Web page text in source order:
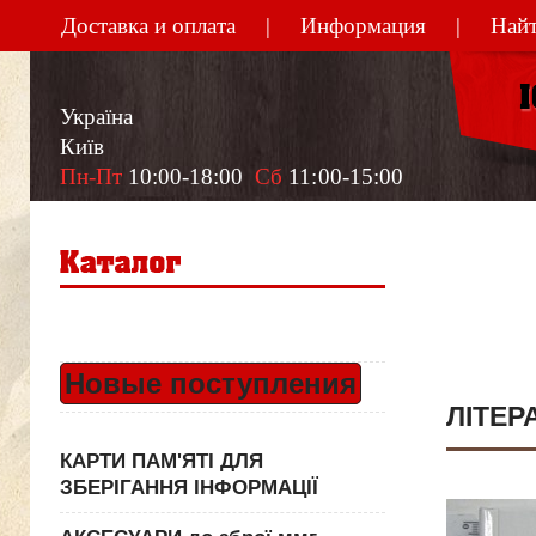
Доставка и оплата Информация
Україна
Київ
Пн-Пт 10:00-18:00 Сб 11:00-15:00
Новые поступления
КАРТИ ПАМ'ЯТІ ДЛЯ
ЗБЕРІГАННЯ ІНФОРМАЦІЇ